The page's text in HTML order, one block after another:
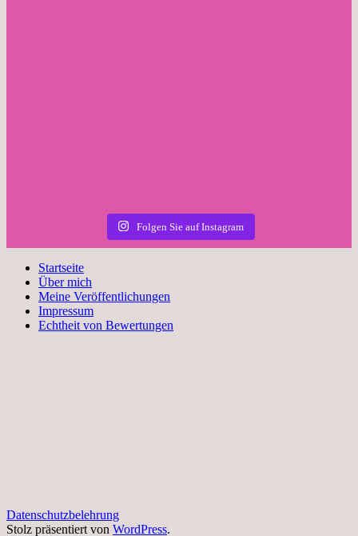
Folgen Sie auf Instagram
Startseite
Über mich
Meine Veröffentlichungen
Impressum
Echtheit von Bewertungen
Datenschutzbelehrung
Stolz präsentiert von WordPress.